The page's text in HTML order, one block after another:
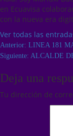
en Ecuavisa
con la nueva era
Ver todas las
Anterior: LINEA 181
Siguiente: ALCALDE
Deja una
Tu dirección de